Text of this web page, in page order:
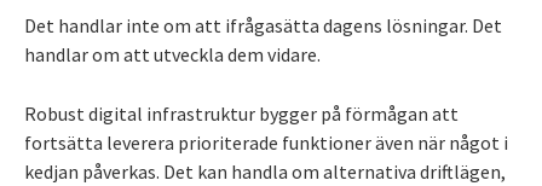
Det handlar inte om att ifrågasätta dagens lösningar. Det
handlar om att utveckla dem vidare.
Robust digital infrastruktur bygger på förmågan att
fortsätta leverera prioriterade funktioner även när något i
kedjan påverkas. Det kan handla om alternativa driftlägen,